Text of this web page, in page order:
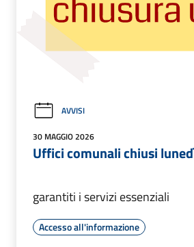
AVVISI
30 MAGGIO 2026
Uffici comunali chiusi
garantiti i servizi essenziali
Accesso all'informazione